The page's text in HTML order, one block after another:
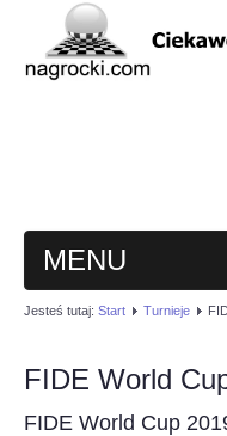
MENU
HOME
WIADOMOŚCI
Jesteś tutaj: Start Turnieje
FIDE World
FIDE World Cup